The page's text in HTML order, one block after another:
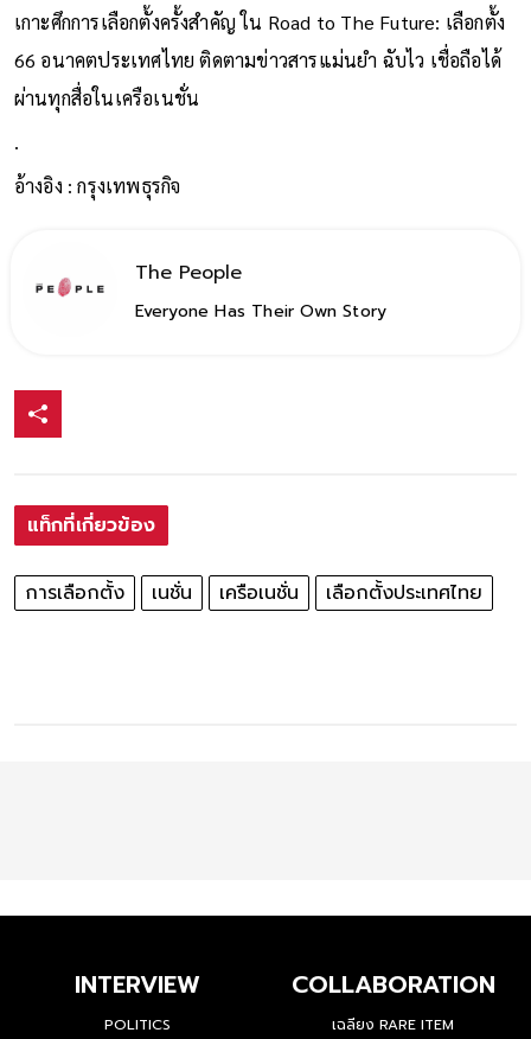
เกาะศึกการเลือกตั้งครั้งสำคัญ ใน Road to The Future: เลือกตั้ง
66 อนาคตประเทศไทย ติดตามข่าวสารแม่นยำ ฉับไว เชื่อถือได้
ผ่านทุกสื่อในเครือเนชั่น
.
อ้างอิง : กรุงเทพธุรกิจ
The People
Everyone Has Their Own Story
แท็กที่เกี่ยวข้อง
การเลือกตั้ง เนชั่น เครือเนชั่น เลือกตั้งประเทศไทย
INTERVIEW
POLITICS
COLLABORATION
เฉลียง RARE ITEM